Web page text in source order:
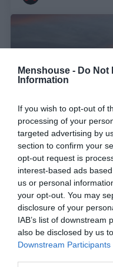
Menshouse - Do Not
Information
If you wish to opt-out of
processing of your
targeted advertising by
section to confirm your
opt-out request is
interest-based ads
us or personal
your opt-out. You may
disclosure of your
IAB’s list of downstream
also be disclosed by us
Downstream Participants
Το απόλυτο φαβορί
αναμενόμενες
Menshouse Team